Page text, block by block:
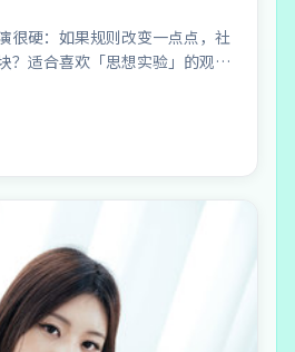
很硬：如果规则改变一点点，社
？适合喜欢「思想实验」的观